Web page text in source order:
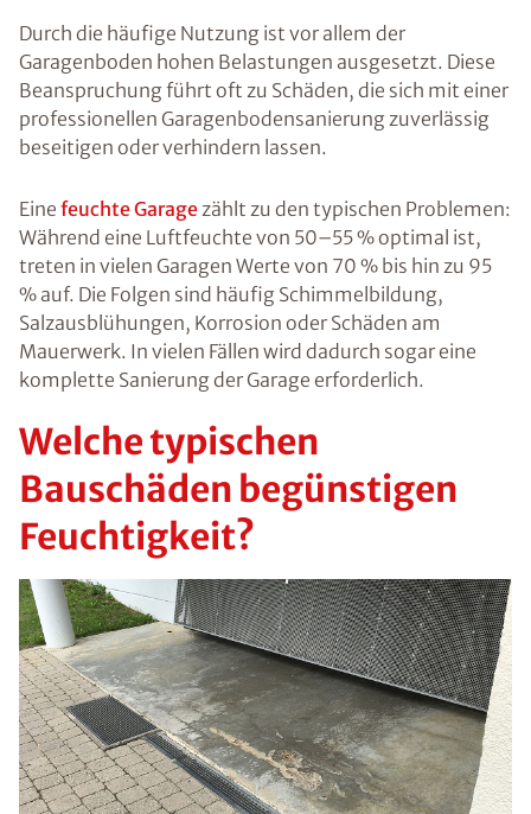
Durch die häufige Nutzung ist vor allem der
Garagenboden hohen Belastungen ausgesetzt. Diese
Beanspruchung führt oft zu Schäden, die sich mit einer
professionellen Garagenbodensanierung zuverlässig
beseitigen oder verhindern lassen.
Eine feuchte Garagezählt zu den typischen Problemen:
Während eine Luftfeuchte von 50–55 % optimal ist,
treten in vielen Garagen Werte von 70 % bis hin zu 95
% auf. Die Folgen sind häufig Schimmelbildung,
Salzausblühungen, Korrosion oder Schäden am
Mauerwerk. In vielen Fällen wird dadurch sogar eine
komplette Sanierung der Garage erforderlich.
Welche typischen
Bauschäden begünstigen
Feuchtigkeit?